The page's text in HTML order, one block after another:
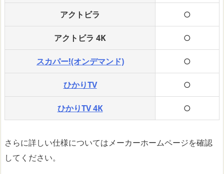
アクトビラ ○
アクトビラ 4K ○
スカパー!(オンデマンド) ○
ひかりTV ○
ひかりTV 4K ○
さらに詳しい仕様についてはメーカーホームページを確認
してください。